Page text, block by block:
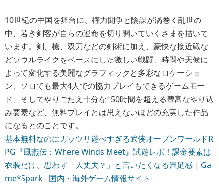
10世紀の中国を舞台に、権力闘争と陰謀が渦巻く乱世の
中、若き剣客が自らの運命を切り開いていくさまを描いて
います。剣、槍、双刀などの剣術に加え、豪快な接近戦な
どソウルライクをベースにした激しい戦闘、時間や天候に
よって変化する美麗なグラフィックと多彩なロケーショ
ン、ソロでも最大4人での協力プレイもできるゲームモー
ド、そしてやりごたえ十分な150時間を超える豊富なやり込
み要素など、無料プレイとは思えないほどの充実した作品
になるとのことです。
基本無料なのにガッツリ遊べすぎる武侠オープンワールドR
PG『風燕伝：Where Winds Meet』試遊レポ！課金要素は
衣装だけ、思わず「大丈夫？」と言いたくなる満足感 | Ga
me*Spark - 国内・海外ゲーム情報サイト